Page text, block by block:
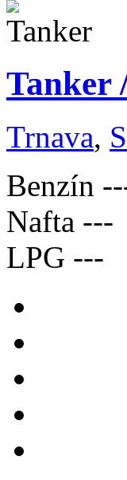
Tanker
Trnava,
Benzín
Nafta ---
LPG ---